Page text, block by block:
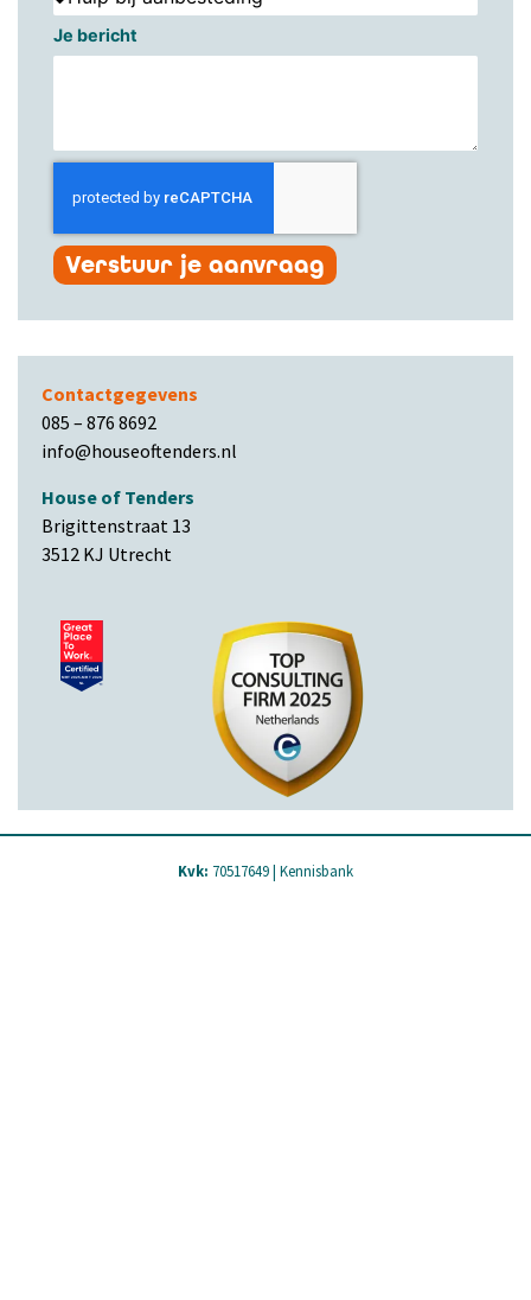
Je bericht
Verstuur je aanvraag
Contactgegevens
085 – 876 8692
info@houseoftenders.nl
House of Tenders
Brigittenstraat 13
3512 KJ Utrecht
Kvk: 70517649 | Kennisbank